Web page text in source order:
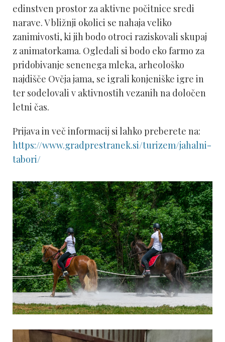
edinstven prostor za aktivne počitnice sredi
narave. V bližnji okolici se nahaja veliko
zanimivosti, ki jih bodo otroci raziskovali skupaj
z animatorkama. Ogledali si bodo eko farmo za
pridobivanje senenega mleka, arheološko
najdišče Ovčja jama, se igrali konjeniške igre in
ter sodelovali v aktivnostih vezanih na določen
letni čas.
Prijava in več informacij si lahko preberete na:
https://www.gradprestranek.si/turizem/jahalni-
tabori/